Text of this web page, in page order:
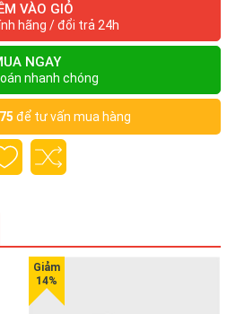
VÀO GIỎ
hãng / đổi trả 24h
NGAY
nhanh chóng
để tư vấn mua hàng